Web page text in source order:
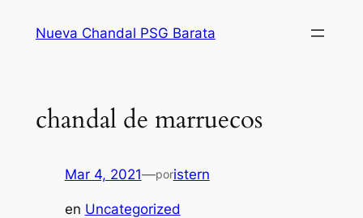
Nueva Chandal PSG Barata
chandal de marruecos
Mar 4, 2021—poristern
en Uncategorized